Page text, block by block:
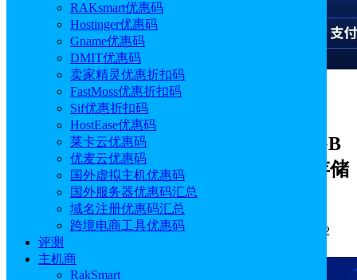
RAKsmart优惠码
Hostinger优惠码
Gname优惠码
DMIT优惠码
卖家精灵优惠折扣码
FastMoss优惠折扣码
Sif优惠折扣码
HostEase优惠码
莱卡云优惠码
优麦云优惠码
国外虚拟主机优惠码
国外服务器优惠码汇总
域名注册优惠码汇总
跨境电商工具优惠码
评测
主机商
RakSmart
InterServer夏季促销 全场首月半价 2GB
VPS低至$1.5/月 虚拟主机/VPS/独服/存储
服务器
作者: sunny 分类:优惠码
发布时间: 2026.05.18 15:00:42
更新于: 2026.05.18 15:00:42